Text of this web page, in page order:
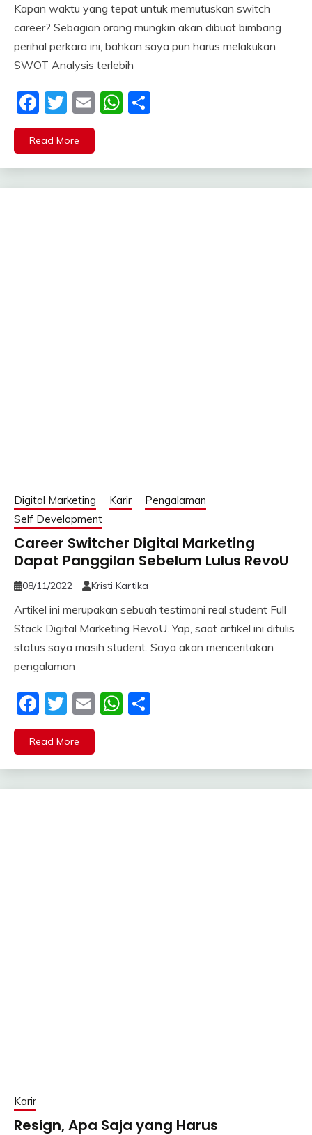
Kapan waktu yang tepat untuk memutuskan switch
career? Sebagian orang mungkin akan dibuat bimbang
perihal perkara ini, bahkan saya pun harus melakukan
SWOT Analysis terlebih
Facebook
Twitter
EmailWhatsApp
Read More
Digital Marketing Karir
Pengalaman
Self Development
Career Switcher Digital Marketing
Dapat Panggilan Sebelum Lulus RevoU
08/11/2022 Kristi Kartika
Artikel ini merupakan sebuah testimoni real student Full
Stack Digital Marketing RevoU. Yap, saat artikel ini ditulis
status saya masih student. Saya akan menceritakan
pengalaman
Facebook
Twitter
EmailWhatsApp
Read More
Karir
Resign, Apa Saja yang Harus